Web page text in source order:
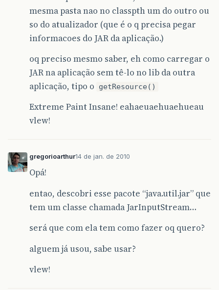
mesma pasta nao no classpth um do outro ou
so do atualizador (que é o q precisa pegar
informacoes do JAR da aplicação.)
oq preciso mesmo saber, eh como carregar o
JAR na aplicação sem tê-lo no lib da outra
aplicação, tipo o
getResource()
Extreme Paint Insane! eahaeuaehuaehueau
vlew!
gregorioarthur14 de jan. de 2010
Opá!
entao, descobri esse pacote “java.util.jar” que
tem um classe chamada JarInputStream…
será que com ela tem como fazer oq quero?
alguem já usou, sabe usar?
vlew!